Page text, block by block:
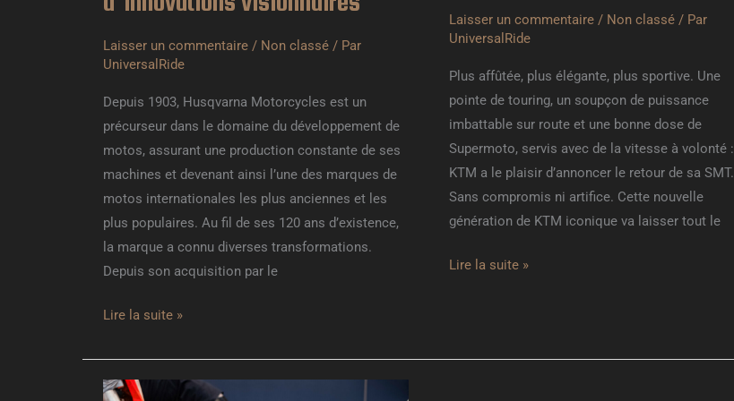
Laisser un commentaire / Non classé/ Par
UniversalRide
Depuis 1903, Husqvarna Motorcycles est un
précurseur dans le domaine du développement de
motos, assurant une production constante de ses
machines et devenant ainsi l’une des marques de
motos internationales les plus anciennes et les
plus populaires. Au fil de ses 120 ans d’existence,
la marque a connu diverses transformations.
Depuis son acquisition par le
Lire la suite »
Laisser un commentaire / Non classé / Par
UniversalRide
Plus affûtée, plus élégante, plus sportive. Une
pointe de touring, un soupçon de puissance
imbattable sur route et une bonne dose de
Supermoto, servis avec de la vitesse à volonté :
KTM a le plaisir d’annoncer le retour de sa SMT.
Sans compromis ni artifice. Cette nouvelle
génération de KTM iconique va laisser tout le
Lire la suite »
ISDE